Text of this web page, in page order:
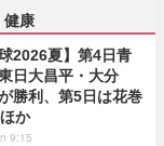
健康
球2026夏】第4日青
日大昌平・大分
勝利、第5日は花巻
か
9:15